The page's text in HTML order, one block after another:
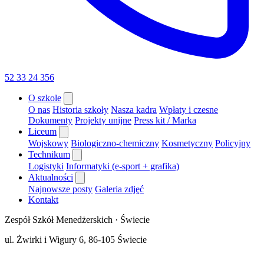
52 33 24 356
O szkole
O nas Historia szkoły Nasza kadra Wpłaty i czesne
Dokumenty Projekty unijne Press kit / Marka
Liceum
Wojskowy Biologiczno-chemiczny Kosmetyczny Policyjny
Technikum
Logistyki Informatyki (e-sport + grafika)
Aktualności
Najnowsze posty Galeria zdjęć
Kontakt
Zespół Szkół Menedżerskich · Świecie
ul. Żwirki i Wigury 6, 86-105 Świecie